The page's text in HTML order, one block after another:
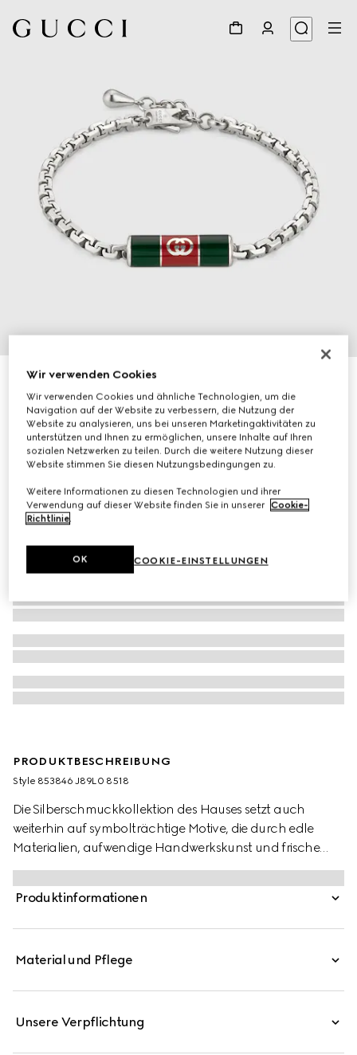
Armband mit Web-Detail
€ 590
PRODUKTBESCHREIBUNG
Style ‎853846 J89L0 8518
Die Silberschmuckkollektion des Hauses setzt auch
weiterhin auf symbolträchtige Motive, die durch edle
Materialien, aufwendige Handwerkskunst und frische
Farben neu interpretiert werden – so auch bei diesem
Armband mit zylinderförmigem Web-Detail.
Produktinformationen
Material und Pflege
Unsere Verpflichtung
Wir verwenden Cookies
Wir verwenden Cookies und ähnliche Technologien, um die
Navigation auf der Website zu verbessern, die Nutzung der
Website zu analysieren, uns bei unseren Marketingaktivitäten zu
unterstützen und Ihnen zu ermöglichen, unsere Inhalte auf Ihren
sozialen Netzwerken zu teilen. Durch die weitere Nutzung dieser
Website stimmen Sie diesen Nutzungsbedingungen zu.
Weitere Informationen zu diesen Technologien und ihrer
Verwendung auf dieser Website finden Sie in unserer Cookie-
Richtlinie.
COOKIE-EINSTELLUNGEN
OK